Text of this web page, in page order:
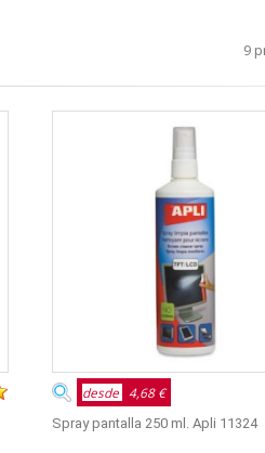
9
desde 4,68 €
Spray pantalla 250 ml. Apli 11324